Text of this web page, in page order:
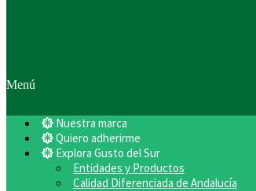
Menú
Nuestra marca
Quiero adherirme
Explora Gusto del Sur
Entidades y Productos
Calidad Diferenciada de Andalucía